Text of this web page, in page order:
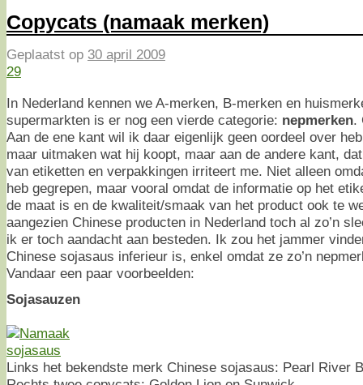
Copycats (namaak merken)
Geplaatst op 30 april 2009
29
In Nederland kennen we A-merken, B-merken en
supermarkten is er nog een vierde categorie: nepmerken.
Aan de ene kant wil ik daar eigenlijk geen oordeel over
maar uitmaken wat hij koopt, maar aan de andere kant,
van etiketten en verpakkingen irriteert me. Niet alleen
heb gegrepen, maar vooral omdat de informatie op het
de maat is en de kwaliteit/smaak van het product ook te
aangezien Chinese producten in Nederland toch al zo’n
ik er toch aandacht aan besteden. Ik zou het jammer
Chinese sojasaus inferieur is, enkel omdat ze zo’n
Vandaar een paar voorbeelden:
Sojasauzen
Links het bekendste merk Chinese sojasaus: Pearl River